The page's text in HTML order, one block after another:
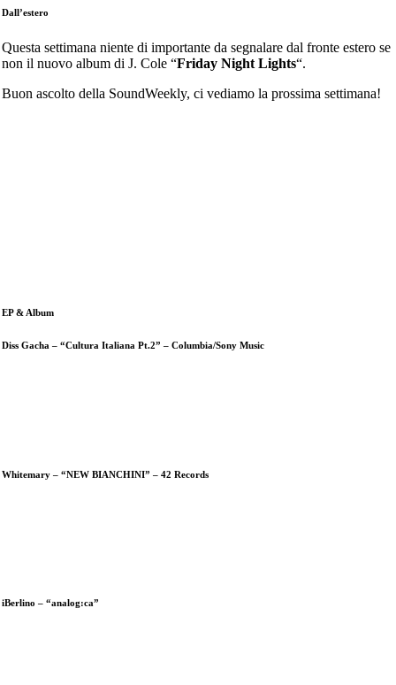
Dall’estero
Questa settimana niente di importante da segnalare dal fronte estero se
non il nuovo album di J. Cole “Friday Night Lights“.
Buon ascolto della SoundWeekly, ci vediamo la prossima settimana!
EP & Album
Diss Gacha – “Cultura Italiana Pt.2” – Columbia/Sony Music
Whitemary – “NEW BIANCHINI” – 42 Records
iBerlino – “analog:ca”